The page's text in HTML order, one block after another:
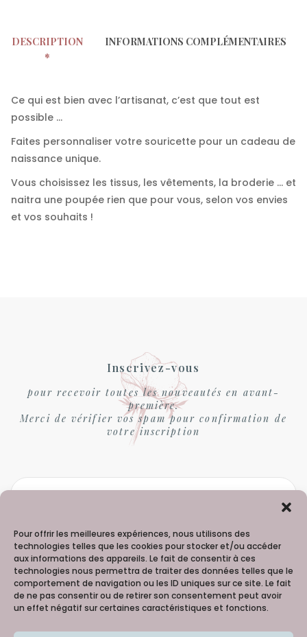
Pour offrir les meilleures expériences, nous utilisons des
technologies telles que les cookies pour stocker et/ou accéder
aux informations des appareils. Le fait de consentir à ces
technologies nous permettra de traiter des données telles que le
comportement de navigation ou les ID uniques sur ce site. Le fait
de ne pas consentir ou de retirer son consentement peut avoir
un effet négatif sur certaines caractéristiques et fonctions.
DESCRIPTION INFORMATIONS COMPLÉMENTAIRES
Ce qui est bien avec l’artisanat, c’est que tout est
possible …
Faites personnaliser votre souricette pour un cadeau de
naissance unique.
Vous choisissez les tissus, les vêtements, la broderie … et
naitra une poupée rien que pour vous, selon vos envies
et vos souhaits !
Inscrivez-vous
pour recevoir toutes les nouveautés en avant-
première.
Merci de vérifier vos spam pour confirmation de
votre inscription
Madame Hortense - 06 98 91 99 60